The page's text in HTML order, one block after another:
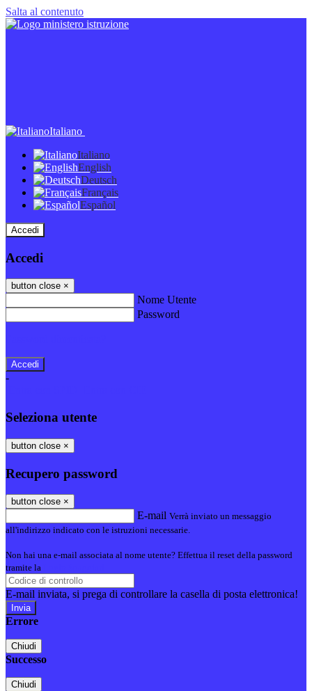
Salta al contenuto
Italiano
Italiano
English
Deutsch
Français
Español
Accedi
Accedi
button close ×
Nome Utente
Password
-
Seleziona utente
button close ×
Recupero password
button close ×
E-mail Verrà inviato un messaggio
all'indirizzo indicato con le istruzioni necessarie.
Non hai una e-mail associata al nome utente? Effettua il reset della password
tramite la
E-mail inviata, si prega di controllare la casella di posta elettronica!
Errore
Chiudi
Successo
Chiudi